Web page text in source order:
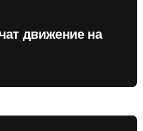
движение на